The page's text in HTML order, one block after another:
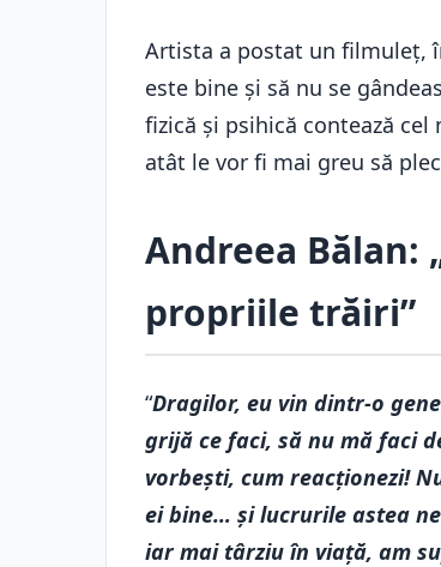
Artista a postat un filmuleț,
este bine și să nu se
fizică și psihică contează
atât le vor fi mai greu să
Andreea Bălan:
propriile trăiri”
“Dragilor, eu vin dintr-o
grijă ce faci, să nu mă faci
vorbești, cum reacționezi!
ei bine… și lucrurile astea
iar mai târziu în viață, am